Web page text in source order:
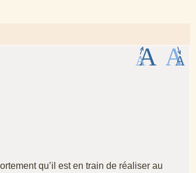
qu’il est en train de réaliser au